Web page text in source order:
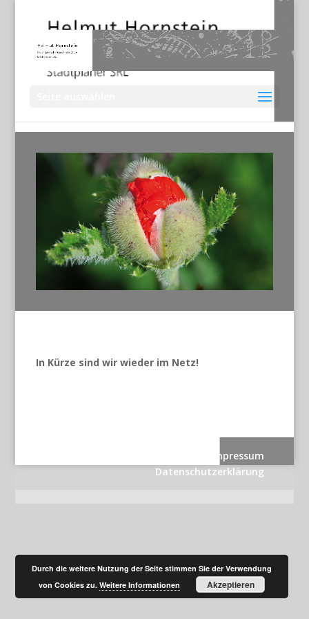
In Kürze sind wir wieder im Netz!
Impressum
Datenschutzerklärung
Durch die weitere Nutzung der Seite stimmen Sie der Verwendung
von Cookies zu.Weitere Informationen Akzeptieren